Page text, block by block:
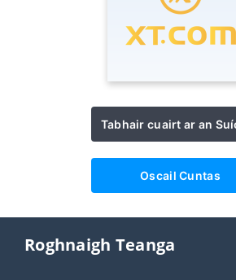
Tabhair cuairt ar an
Oscail Cuntas
Roghnaigh Teanga